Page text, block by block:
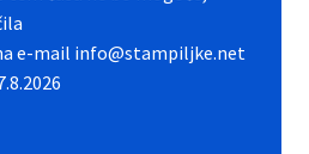
e-mail info@stampiljke.net